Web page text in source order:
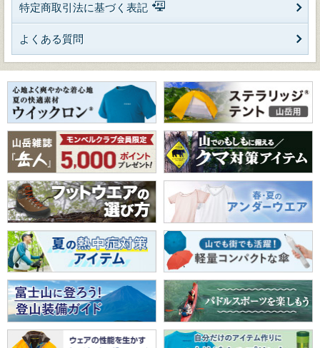
特定商取引法に基づく表記
よくある質問